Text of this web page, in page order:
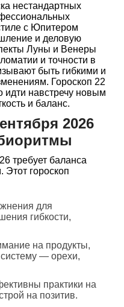
нестандартных
с Юпитером
и деловую
Луны и Венеры
и точности в
быть гибкими и
Гороскоп 22
идти навстречу новым
и баланс.
2026
требует баланса
гороскоп
для
гибкости,
на продукты,
— орехи,
практики на
на позитив.